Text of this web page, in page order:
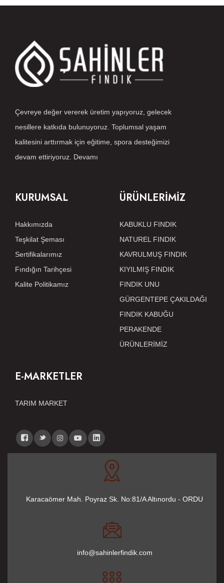
Çevreye değer vererek üretim yapıyoruz, gelecek
nesillere katkıda bulunuyoruz. Toplumsal yaşam
kalitesini arttırmak için eğitime, spora desteğimizi
devam ettiriyoruz. Devamı
KURUMSAL
Hakkımızda
Teşkilat Şeması
Sertifikalarımız
Fındığın Tarihçesi
Kalite Politikamız
ÜRÜNLERİMİZ
KABUKLU FINDIK
NATUREL FINDIK
KAVRULMUŞ FINDIK
KIYILMIŞ FINDIK
FINDIK UNU
GÜRGENTEPE ÇAKILDAĞI
FINDIK KABUĞU
PERAKENDE
ÜRÜNLERİMİZ
E-MARKETLER
TARIM MARKET
Karacaömer Mah. Poyraz Sk. No:81/A Altınordu - ORDU
info@sahinlerfindik.com